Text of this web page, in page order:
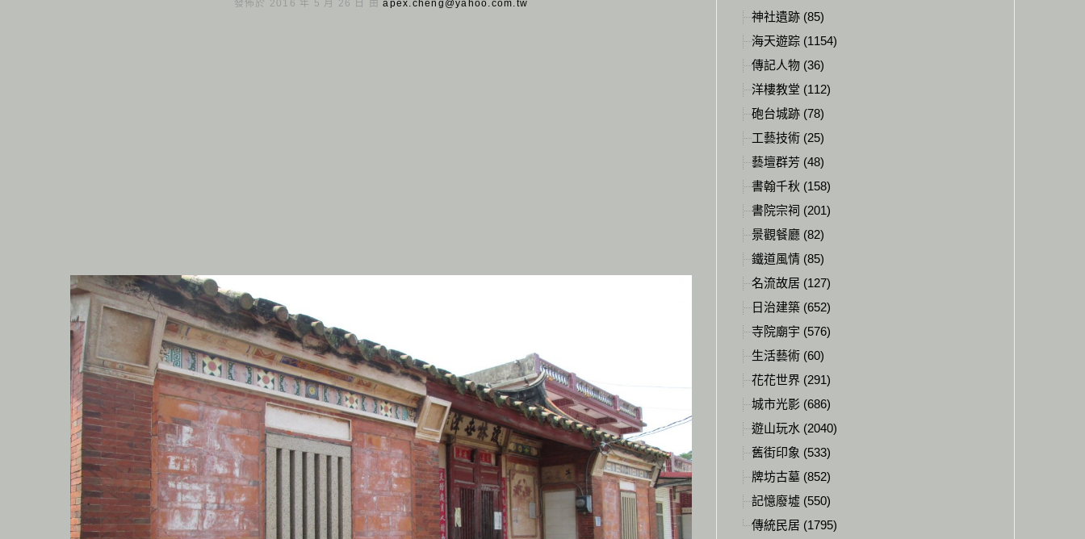
發佈於 2016 年 5 月 26 日 由apex.cheng@yahoo.com.tw
神社遺跡 (85)
海天遊踪 (1154)
傳記人物 (36)
洋樓教堂 (112)
砲台城跡 (78)
工藝技術 (25)
藝壇群芳 (48)
書翰千秋 (158)
書院宗祠 (201)
景觀餐廳 (82)
鐵道風情 (85)
名流故居 (127)
日治建築 (652)
寺院廟宇 (576)
生活藝術 (60)
花花世界 (291)
城市光影 (686)
遊山玩水 (2040)
舊街印象 (533)
牌坊古墓 (852)
記憶廢墟 (550)
傳統民居 (1795)